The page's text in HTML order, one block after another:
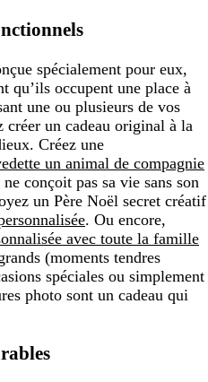
spécialement pour eux,
qu’ils occupent une place à
une ou plusieurs de vos
créer un cadeau original à la
Créez une
un animal de compagnie
conçoit pas sa vie sans son
un Père Noël secret créatif
. Ou encore,
avec toute la famille
(moments tendres
spéciales ou simplement
photo sont un cadeau qui